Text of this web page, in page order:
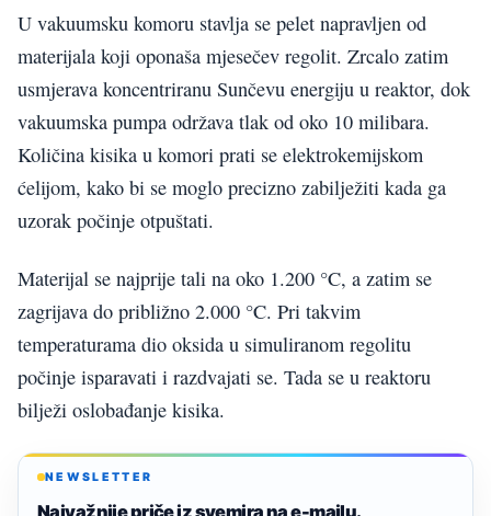
U vakuumsku komoru stavlja se pelet napravljen od
materijala koji oponaša mjesečev regolit. Zrcalo zatim
usmjerava koncentriranu Sunčevu energiju u reaktor, dok
vakuumska pumpa održava tlak od oko 10 milibara.
Količina kisika u komori prati se elektrokemijskom
ćelijom, kako bi se moglo precizno zabilježiti kada ga
uzorak počinje otpuštati.
Materijal se najprije tali na oko 1.200 °C, a zatim se
zagrijava do približno 2.000 °C. Pri takvim
temperaturama dio oksida u simuliranom regolitu
počinje isparavati i razdvajati se. Tada se u reaktoru
bilježi oslobađanje kisika.
NEWSLETTER